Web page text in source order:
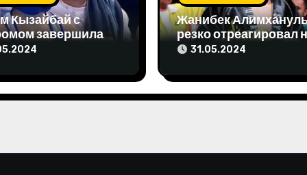
Кызайбай с
завершила
на
Жанибек
резко отреагировал
упреки чемпиона мира
31.05.2024